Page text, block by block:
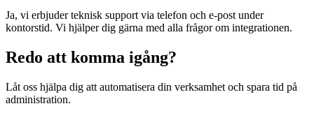
Ja, vi erbjuder teknisk support via telefon och e-post under
kontorstid. Vi hjälper dig gärna med alla frågor om integrationen.
Redo att komma igång?
Låt oss hjälpa dig att automatisera din verksamhet och spara tid på
administration.